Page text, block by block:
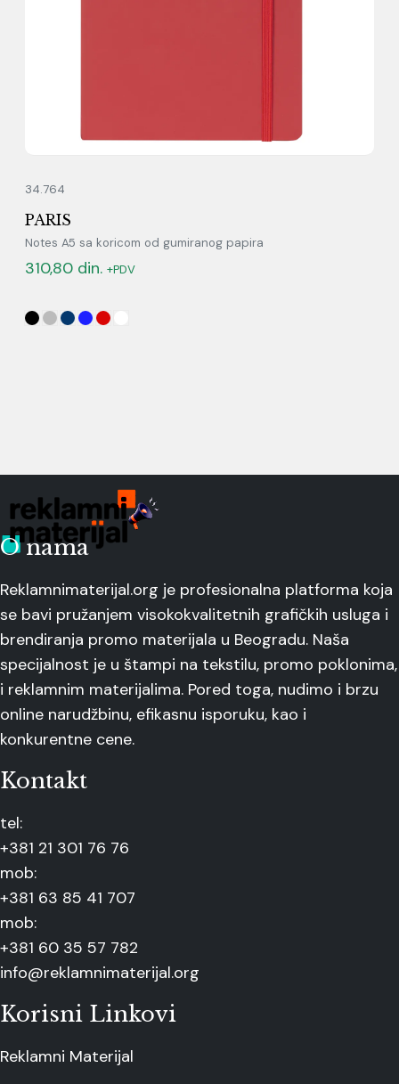
34.764
PARIS
Notes A5 sa koricom od gumiranog papira
310,80 din. +PDV
O nama
Reklamnimaterijal.org je profesionalna platforma koja
se bavi pružanjem visokokvalitetnih grafičkih usluga i
brendiranja promo materijala u Beogradu. Naša
specijalnost je u štampi na tekstilu, promo poklonima,
i reklamnim materijalima. Pored toga, nudimo i brzu
online narudžbinu, efikasnu isporuku, kao i
konkurentne cene.
Kontakt
tel:
+381 21 301 76 76
mob:
+381 63 85 41 707
mob:
+381 60 35 57 782
info@reklamnimaterijal.org
Korisni Linkovi
Reklamni Materijal